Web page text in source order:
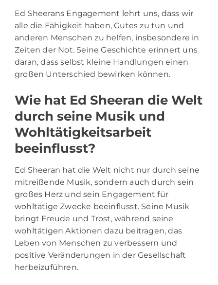
Ed Sheerans Engagement lehrt uns, dass wir
alle die Fähigkeit haben, Gutes zu tun und
anderen Menschen zu helfen, insbesondere in
Zeiten der Not. Seine Geschichte erinnert uns
daran, dass selbst kleine Handlungen einen
großen Unterschied bewirken können.
Wie hat Ed Sheeran die Welt
durch seine Musik und
Wohltätigkeitsarbeit
beeinflusst?
Ed Sheeran hat die Welt nicht nur durch seine
mitreißende Musik, sondern auch durch sein
großes Herz und sein Engagement für
wohltätige Zwecke beeinflusst. Seine Musik
bringt Freude und Trost, während seine
wohltätigen Aktionen dazu beitragen, das
Leben von Menschen zu verbessern und
positive Veränderungen in der Gesellschaft
herbeizuführen.